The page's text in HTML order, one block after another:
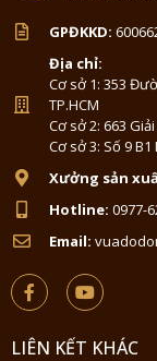
GPĐKKD:
Địa chỉ:
Cơ sở 1: 353
TP.HCM
Cơ sở 2: 663
Cơ sở 3: Số 9
Xưởng sản
Hotline: 0977-
Email:
LIÊN KẾT KHÁC